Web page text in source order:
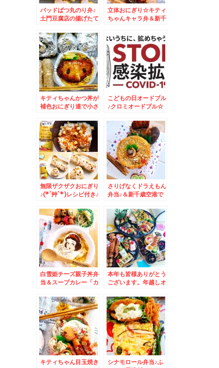
バッドばつ丸のり弁♪
土門豆腐店の揚げたて
立体おにぎり☆キティ
ちゃんキャラ弁＆新千
「弟子屈ラーメン」さ
ん
キティちゃんかつ丼が
補色おにぎり達で小さ
島印さんの「タコキム
チ」！！
こどもの日オードブル
♪クロミオードブル☆
無限ザクザクおにぎり
♪(*´艸`*)レシピ付き♪
さりげなくドラえもん
弁当♪＆新千歳空港で
♪梅光軒さん♪
白雪姫チーズ親子丼弁
当＆スープカレー「カ
「チキンカレー」
本年も皆様ありがとう
ございます。年越しオ
キティちゃん目玉焼き
シナモロール弁当♪ふ